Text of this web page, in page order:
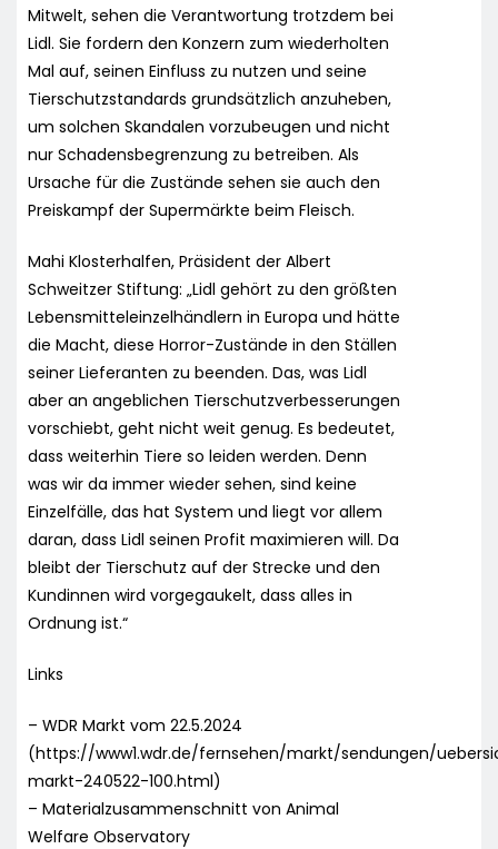
Mitwelt, sehen die Verantwortung trotzdem bei
Lidl. Sie fordern den Konzern zum wiederholten
Mal auf, seinen Einfluss zu nutzen und seine
Tierschutzstandards grundsätzlich anzuheben,
um solchen Skandalen vorzubeugen und nicht
nur Schadensbegrenzung zu betreiben. Als
Ursache für die Zustände sehen sie auch den
Preiskampf der Supermärkte beim Fleisch.
Mahi Klosterhalfen, Präsident der Albert
Schweitzer Stiftung: „Lidl gehört zu den größten
Lebensmitteleinzelhändlern in Europa und hätte
die Macht, diese Horror-Zustände in den Ställen
seiner Lieferanten zu beenden. Das, was Lidl
aber an angeblichen Tierschutzverbesserungen
vorschiebt, geht nicht weit genug. Es bedeutet,
dass weiterhin Tiere so leiden werden. Denn
was wir da immer wieder sehen, sind keine
Einzelfälle, das hat System und liegt vor allem
daran, dass Lidl seinen Profit maximieren will. Da
bleibt der Tierschutz auf der Strecke und den
Kundinnen wird vorgegaukelt, dass alles in
Ordnung ist.“
Links
– WDR Markt vom 22.5.2024
(https://www1.wdr.de/fernsehen/markt/sendungen/
markt-240522-100.html)
– Materialzusammenschnitt von Animal
Welfare Observatory